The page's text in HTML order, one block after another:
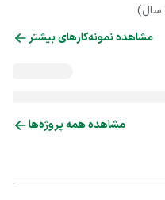
مشاهده نمونه‌کارهای بیشتر
مشاهده همه پروژه‌ها